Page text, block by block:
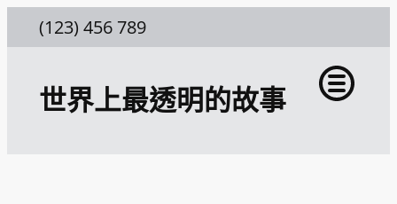
至
(123) 456 789
世界上最透明的故事